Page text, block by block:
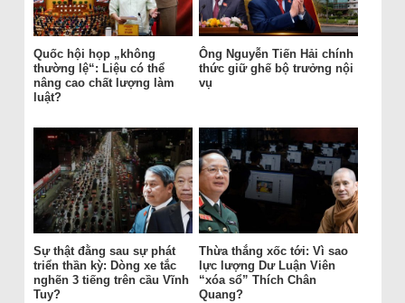
Quốc hội họp „không
thường lệ“: Liệu có thể
nâng cao chất lượng làm
luật?
Ông Nguyễn Tiến Hải chính
thức giữ ghế bộ trưởng nội
vụ
Sự thật đằng sau sự phát
triển thần kỳ: Dòng xe tắc
nghẽn 3 tiếng trên cầu Vĩnh
Tuy?
Thừa thắng xốc tới: Vì sao
lực lượng Dư Luận Viên
“xóa sổ” Thích Chân
Quang?